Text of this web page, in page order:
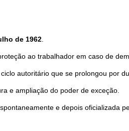
de 1962
ao trabalhador em caso de
autoritário que se prolongou por
e ampliação do poder de exceção.
e depois oficializada